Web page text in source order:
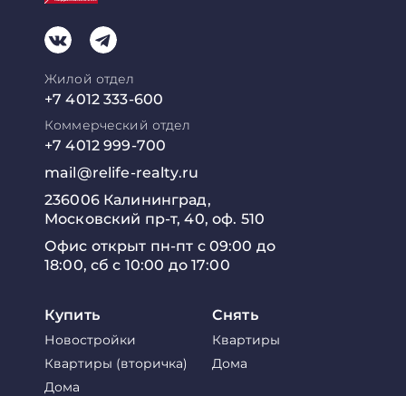
Жилой отдел
+7 4012 333-600
Коммерческий отдел
+7 4012 999-700
mail@relife-realty.ru
236006 Калининград,
Московский пр-т, 40, оф. 510
Офис открыт пн-пт с 09:00 до
18:00, сб с 10:00 до 17:00
Купить
Новостройки
Квартиры (вторичка)
Дома
Снять
Квартиры
Дома